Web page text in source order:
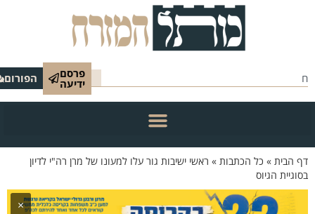
פרסם
ידיעה הפורום
הבית»כל הכתבות»ראשי ישיבות גור עלו למעונו של מרן רה"י לדיון
הגיוס
×